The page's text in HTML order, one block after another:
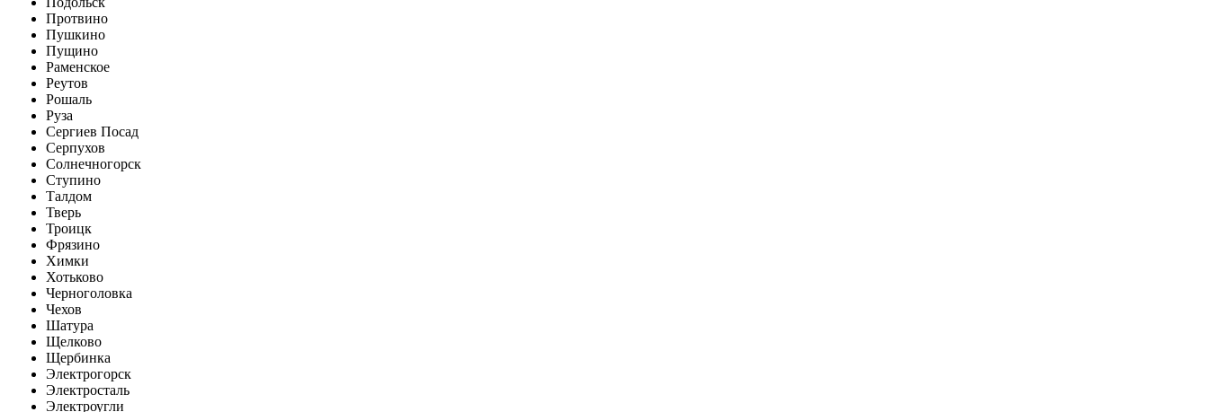
Протвино
Пушкино
Пущино
Раменское
Реутов
Рошаль
Руза
Сергиев Посад
Серпухов
Солнечногорск
Ступино
Талдом
Тверь
Троицк
Фрязино
Химки
Хотьково
Черноголовка
Чехов
Шатура
Щелково
Щербинка
Электрогорск
Электросталь
Электроугли